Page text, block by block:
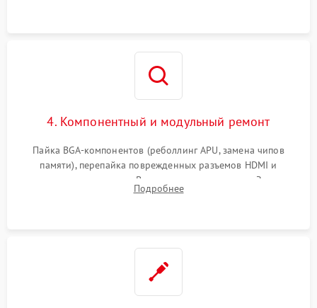
4. Компонентный и модульный ремонт
Пайка BGA-компонентов (реболлинг APU, замена чипов
памяти), перепайка поврежденных разъемов HDMI и
контроллеров питания. Восстановление дорожек. Замена
неисправного жесткого диска, SSD или лазерной головки
Подробнее